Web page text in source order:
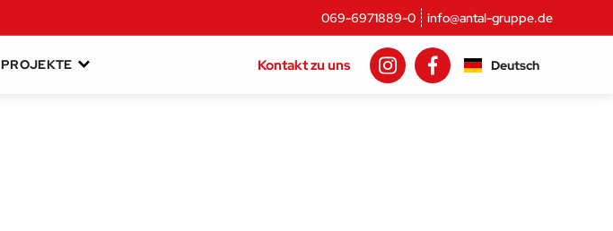
069-6971889-0 info@antal-gruppe.de
PROJEKTE Kontakt zu uns Deutsch